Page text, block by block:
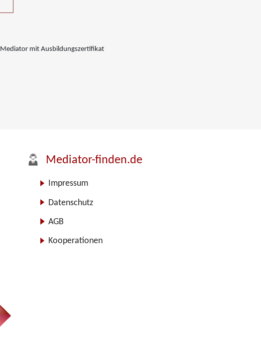
Mediator mit Ausbildungszertifikat
Mediator-finden.de
Impressum
Datenschutz
AGB
Kooperationen